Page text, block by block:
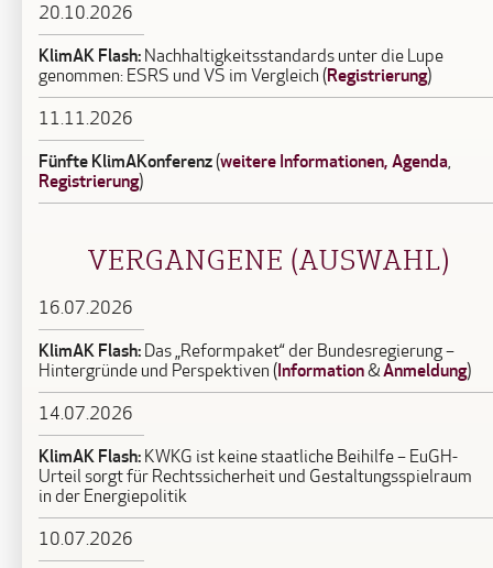
20.10.2026
KlimAK Flash: Nachhaltigkeitsstandards unter die Lupe
genommen: ESRS und VS im Vergleich (Registrierung)
11.11.2026
Fünfte KlimAKonferenz(weitere Informationen,Agenda
Registrierung)
VERGANGENE (AUSWAHL)
16.07.2026
KlimAK Flash: Das „Reformpaket“ der Bundesregierung –
Hintergründe und Perspektiven (Information&Anmeldung)
14.07.2026
KlimAK Flash: KWKG ist keine staatliche Beihilfe – EuGH-
Urteil sorgt für Rechtssicherheit und Gestaltungsspielraum
in der Energiepolitik
10.07.2026